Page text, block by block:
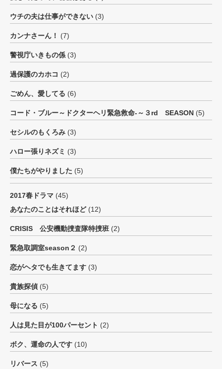
ウチの夫は仕事ができない (3)
カンナさーん！ (7)
警視庁いきもの係 (3)
過保護のカホコ (2)
ごめん、愛してる (6)
コード・ブルー～ドクターヘリ緊急救命-～３rd SEASON (5)
セシルのもくろみ (3)
ハロー張りネズミ (3)
僕たちがやりました (5)
2017春ドラマ (45)
あなたのことはそれほど(12)
CRISIS 公安機動捜査隊特捜班 (2)
緊急取調室season２ (2)
恋がヘタでも生きてます (3)
貴族探偵 (5)
母になる (5)
人は見た目が100パーセント (2)
ボク、運命の人です (10)
リバース (5)